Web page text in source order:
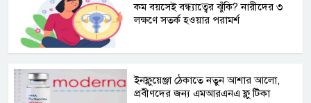
কম বয়সেই বন্ধ্যাত্বের ঝুঁকি? নারীদের ৩
লক্ষণে সতর্ক হওয়ার পরামর্শ
ইনফ্লুয়েঞ্জা ঠেকাতে নতুন আশার আলো,
প্রবীণদের জন্য এমআরএনএ ফ্লু টিকা